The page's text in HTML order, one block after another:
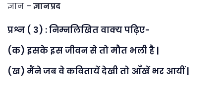
ज्ञान – ज्ञानप्रद
प्रश्न ( 3) : निम्नलिखित वाक्य पढ़िए-
(क) इसके इस जीवन से तो मौत भली है |
(ख) मैंने जब वे कवितायें देखी तो आँखें भर आयीं |